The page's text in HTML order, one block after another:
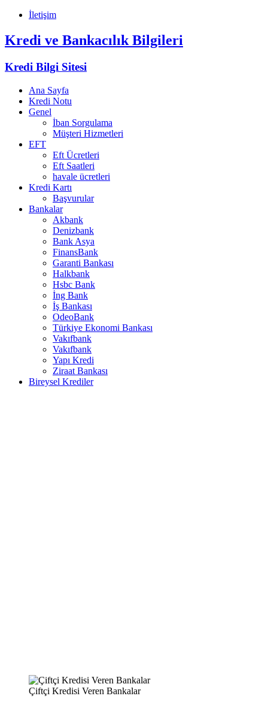
İletişim
Kredi ve Bankacılık Bilgileri
Kredi Bilgi Sitesi
Ana Sayfa
Kredi Notu
Genel
İban Sorgulama
Müşteri Hizmetleri
EFT
Eft Ücretleri
Eft Saatleri
havale ücretleri
Kredi Kartı
Başvurular
Bankalar
Akbank
Denizbank
Bank Asya
FinansBank
Garanti Bankası
Halkbank
Hsbc Bank
İng Bank
İş Bankası
OdeoBank
Türkiye Ekonomi Bankası
Vakıfbank
Vakıfbank
Yapı Kredi
Ziraat Bankası
Bireysel Krediler
Çiftçi Kredisi Veren Bankalar